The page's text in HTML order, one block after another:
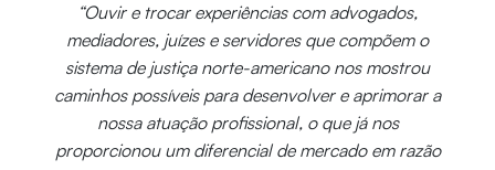
“Ouvir e trocar experiências com advogados,
mediadores, juízes e servidores que compõem o
sistema de justiça norte-americano nos mostrou
caminhos possíveis para desenvolver e aprimorar a
nossa atuação profissional, o que já nos
proporcionou um diferencial de mercado em razão